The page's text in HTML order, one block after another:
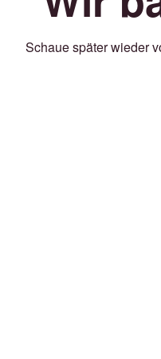
Schaue später wieder